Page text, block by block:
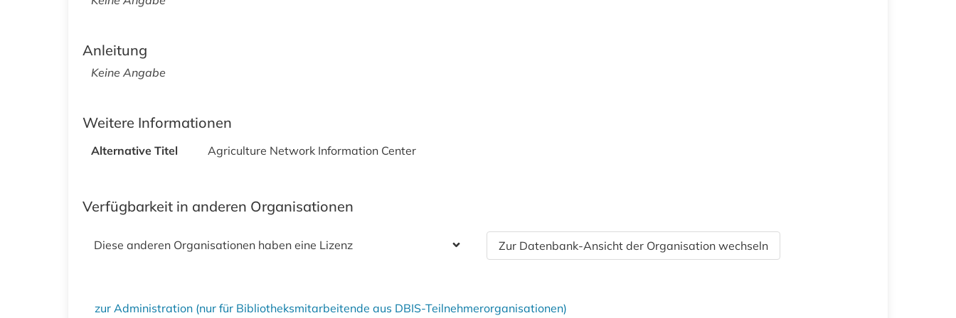
Anleitung
Keine Angabe
Weitere Informationen
Alternative Titel Agriculture Network Information Center
Verfügbarkeit in anderen Organisationen
Diese anderen Organisationen haben eine Lizenz Zur Datenbank-Ansicht der Organisation wechseln
zur Administration (nur für Bibliotheksmitarbeitende aus DBIS-Teilnehmerorganisationen)